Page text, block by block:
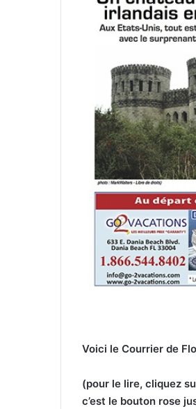
Voici le Courrier de
(pour le lire, cliquez
c’est le bouton rose